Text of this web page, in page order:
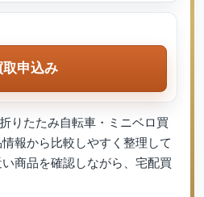
りたたみ自転車・ミニベロ買
報から比較しやすく整理して
商品を確認しながら、宅配買
取申込み